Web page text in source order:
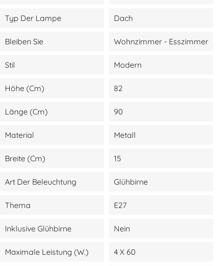
Typ Der Lampe Dach
Bleiben Sie Wohnzimmer - Esszimmer
Stil Modern
Höhe (cm) 82
Länge (cm) 90
Material Metall
Breite (cm) 15
Art Der Beleuchtung Glühbirne
Thema E27
Inklusive Glühbirne Nein
Maximale Leistung (W.) 4 X 60